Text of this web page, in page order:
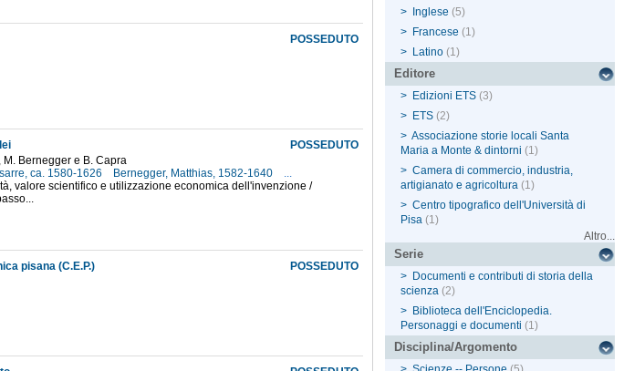
POSSEDUTO
POSSEDUTO
Bernegger e B. Capra
ca. 1580-1626 Bernegger, Matthias, 1582-1640
...
valore scientifico e utilizzazione economica dell'invenzione /
POSSEDUTO
pisana (C.E.P.)
>
Inglese (5)
> Francese (1)
> Latino (1)
Editore
> Edizioni ETS (3)
> ETS (2)
> Associazione storie locali Santa
Maria a Monte & dintorni (1)
> Camera di commercio, industria,
artigianato e agricoltura (1)
> Centro tipografico dell'Università di
Pisa (1)
Altro...
Serie
> Documenti e contributi di storia della
scienza (2)
> Biblioteca dell'Enciclopedia.
Personaggi e documenti (1)
Disciplina/Argomento